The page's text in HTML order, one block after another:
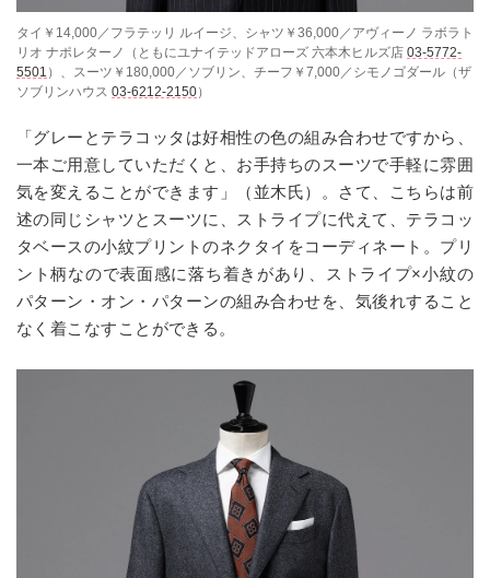
タイ￥14,000／フラテッリ ルイージ、シャツ￥36,000／アヴィーノ ラボラト
リオ ナポレターノ（ともにユナイテッドアローズ 六本木ヒルズ店 03-5772-
5501 ）、スーツ￥180,000／ソブリン、チーフ￥7,000／シモノゴダール（ザ
ソブリンハウス 03-6212-2150）
「グレーとテラコッタは好相性の色の組み合わせですから、
一本ご用意していただくと、お手持ちのスーツで手軽に雰囲
気を変えることができます」（並木氏）。さて、こちらは前
述の同じシャツとスーツに、ストライプに代えて、テラコッ
タベースの小紋プリントのネクタイをコーディネート。プリ
ント柄なので表面感に落ち着きがあり、ストライプ×小紋の
パターン・オン・パターンの組み合わせを、気後れすること
なく着こなすことができる。